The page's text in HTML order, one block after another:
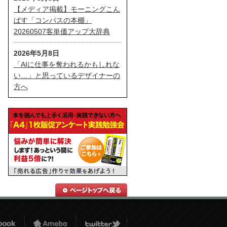
【メディア掲載】モーニングこん
ぱす「コンパスの本棚」
20260507客単価アップ大辞典
2026年5月8日
「AIに仕事を奪われるかもしれな
い…」と思っているデザイナーの
方へ